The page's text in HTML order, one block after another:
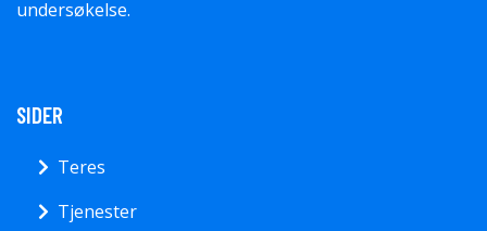
undersøkelse.
SIDER
Teres
Tjenester